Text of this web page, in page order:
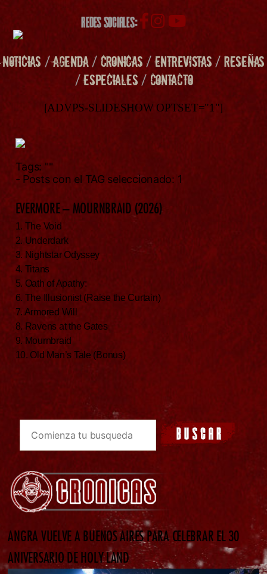
REDES SOCIALES:
NOTICIAS /AGENDA/ CRONICAS/ENTREVISTAS/RESEÑAS
/ESPECIALES/ CONTACTO
[ADVPS-SLIDESHOW OPTSET="1"]
Tags: ""
- Posts con el TAG seleccionado: 1
EVERMORE – MOURNBRAID (2026)
1. The Void
2. Underdark
3. Nightstar Odyssey
4. Titans
5. Oath of Apathy:
6. The Illusionist (Raise the Curtain)
7. Armored Will
8. Ravens at the Gates
9. Mournbraid
10. Old Man’s Tale (Bonus)
ANGRA VUELVE A BUENOS AIRES PARA CELEBRAR EL 30
ANIVERSARIO DE HOLY LAND